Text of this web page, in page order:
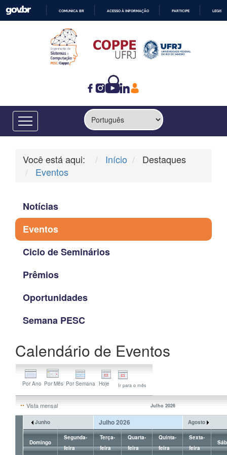
CONTEÚDO
COMUNICA BR ACESSO À INFORMAÇÃO PARTICIPE
Você está aqui: Início
Destaques
Eventos
Notícias
Eventos
Ciclo de Seminários
Prêmios
Oportunidades
Semana PESC
Calendário de Eventos
Ir para o mês
Vista mensal Julho 2026
Junho Julho 2026 Agosto
Domingo
Segunda-
feira
Terça-
feira
Quarta-
feira
Quinta-
feira
Sexta-
feira